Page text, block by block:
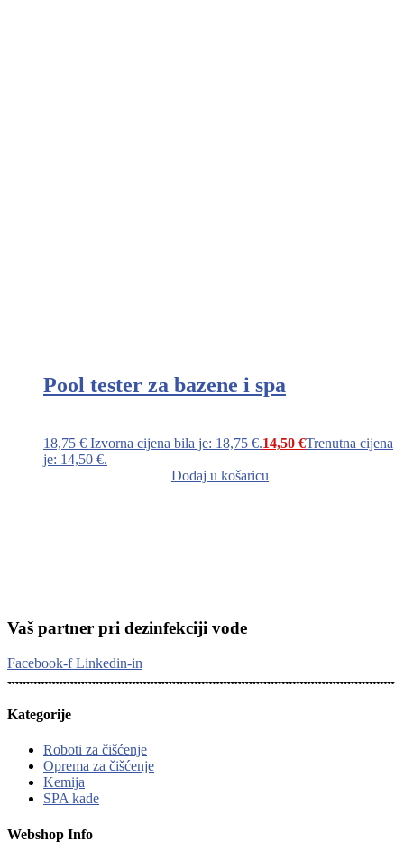
Pool tester za bazene i spa
18,75€ Izvorna cijena bila je: 18,75 €.14,50 €Trenutna cijena
je: 14,50 €.
Dodaj u košaricu
Vaš partner pri dezinfekciji vode
Facebook-f Linkedin-in
Kategorije
Roboti za čišćenje
Oprema za čišćenje
Kemija
SPA kade
Webshop Info